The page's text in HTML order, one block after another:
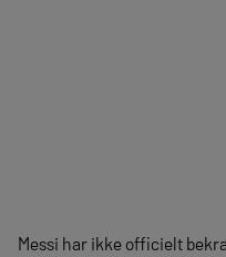
Messi har ikke officielt